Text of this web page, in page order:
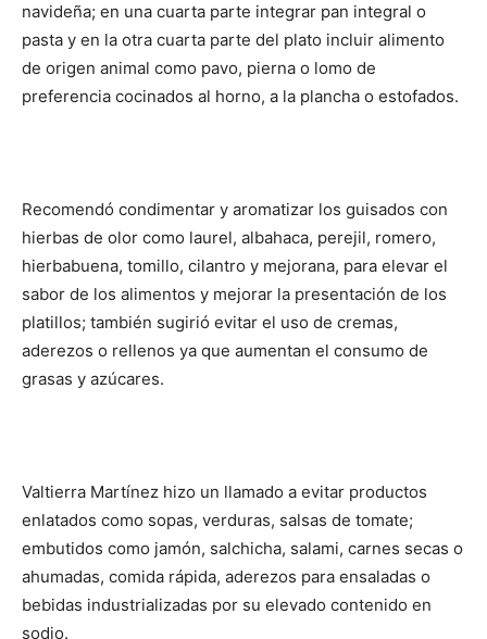
navideña; en una cuarta parte integrar pan integral o
pasta y en la otra cuarta parte del plato incluir alimento
de origen animal como pavo, pierna o lomo de
preferencia cocinados al horno, a la plancha o estofados.
Recomendó condimentar y aromatizar los guisados con
hierbas de olor como laurel, albahaca, perejil, romero,
hierbabuena, tomillo, cilantro y mejorana, para elevar el
sabor de los alimentos y mejorar la presentación de los
platillos; también sugirió evitar el uso de cremas,
aderezos o rellenos ya que aumentan el consumo de
grasas y azúcares.
Valtierra Martínez hizo un llamado a evitar productos
enlatados como sopas, verduras, salsas de tomate;
embutidos como jamón, salchicha, salami, carnes secas o
ahumadas, comida rápida, aderezos para ensaladas o
bebidas industrializadas por su elevado contenido en
sodio.